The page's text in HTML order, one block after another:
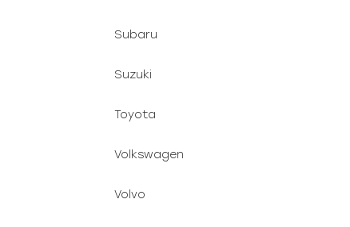
Subaru
Suzuki
Toyota
Volkswagen
Volvo